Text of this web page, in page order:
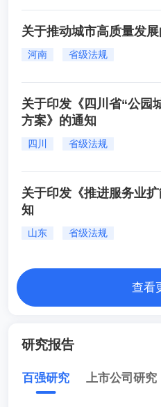
关于推动城市高质量发
河南 省级法规
关于印发《四川省“公园
方案》的通知
四川 省级法规
关于印发《推进服务业
知
山东 省级法规
查看
研究报告
百强研究 上市公司研究